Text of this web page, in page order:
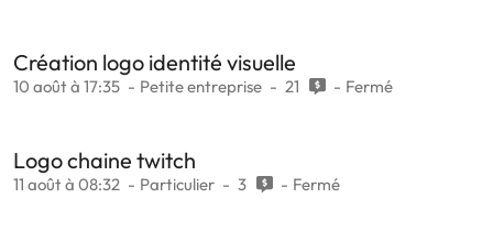
Création logo identité visuelle
10 août à 17:35 Petite entreprise 21 Fermé
Logo chaine twitch
11 août à 08:32 Particulier 3 Fermé